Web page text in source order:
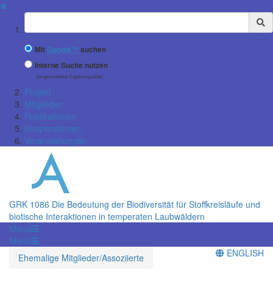
✖
Suchbegriff
Mit Google™ suchen
Interne Suche nutzen
(eingeschränkte Ergebnisqualität)
Projekt
Mitglieder
Publikationen
Kooperationen
Veranstaltungen
GRK 1086 Die Bedeutung der Biodiversität für Stoff­kreisläufe und
biotische Interaktionen in temperaten Laubwäldern
Menü
Menü
Ehemalige Mitglieder/Assoziierte
ENGLISH